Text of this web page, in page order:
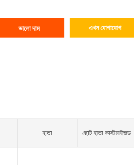
ভালো দাম এখন যোগাযোগ
হাতা ছোট হাতা কাস্টমাইজড